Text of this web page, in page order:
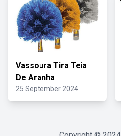
Vassoura Tira Teia
De Aranha
25 September 2024